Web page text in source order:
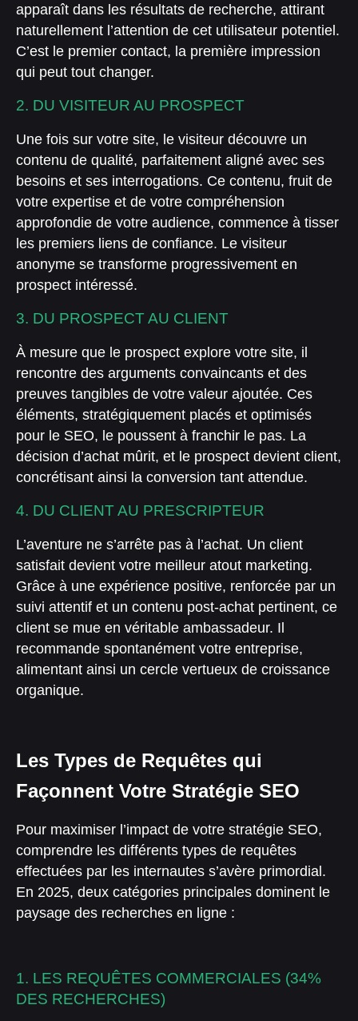
apparaît dans les résultats de recherche, attirant
naturellement l’attention de cet utilisateur potentiel.
C’est le premier contact, la première impression
qui peut tout changer.
2. DU VISITEUR AU PROSPECT
Une fois sur votre site, le visiteur découvre un
contenu de qualité, parfaitement aligné avec ses
besoins et ses interrogations. Ce contenu, fruit de
votre expertise et de votre compréhension
approfondie de votre audience, commence à tisser
les premiers liens de confiance. Le visiteur
anonyme se transforme progressivement en
prospect intéressé.
3. DU PROSPECT AU CLIENT
À mesure que le prospect explore votre site, il
rencontre des arguments convaincants et des
preuves tangibles de votre valeur ajoutée. Ces
éléments, stratégiquement placés et optimisés
pour le SEO, le poussent à franchir le pas. La
décision d’achat mûrit, et le prospect devient client,
concrétisant ainsi la conversion tant attendue.
4. DU CLIENT AU PRESCRIPTEUR
L’aventure ne s’arrête pas à l’achat. Un client
satisfait devient votre meilleur atout marketing.
Grâce à une expérience positive, renforcée par un
suivi attentif et un contenu post-achat pertinent, ce
client se mue en véritable ambassadeur. Il
recommande spontanément votre entreprise,
alimentant ainsi un cercle vertueux de croissance
organique.
Les Types de Requêtes qui
Façonnent Votre Stratégie SEO
Pour maximiser l’impact de votre stratégie SEO,
comprendre les différents types de requêtes
effectuées par les internautes s’avère primordial.
En 2025, deux catégories principales dominent le
paysage des recherches en ligne :
1. LES REQUÊTES COMMERCIALES (34%
DES RECHERCHES)